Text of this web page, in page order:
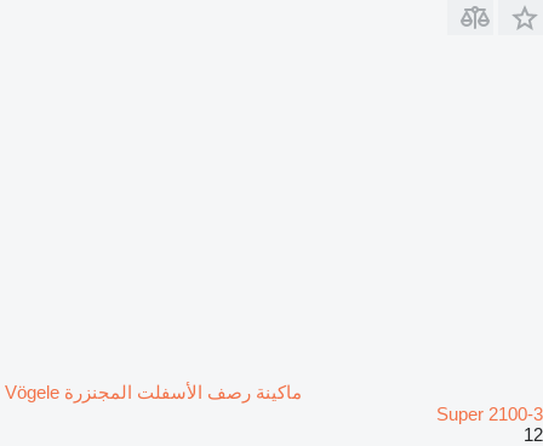
ماكينة رصف الأسفلت المجنزرة Vögele
Super 2100-3
12